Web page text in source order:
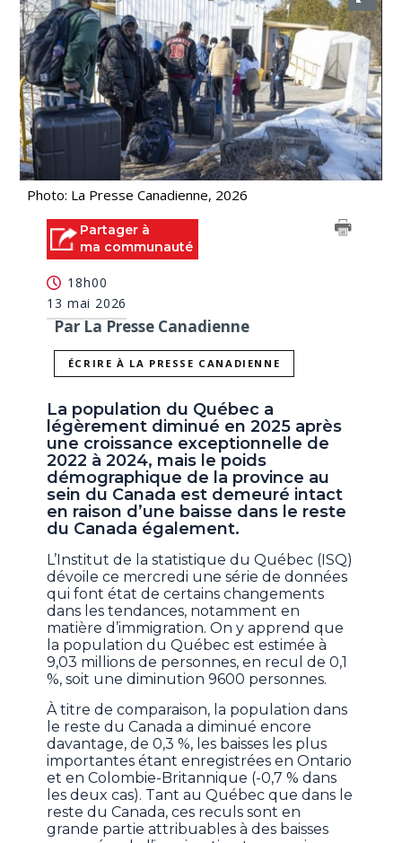
Photo: La Presse Canadienne, 2026
Partager à
ma communauté
18h00
13 mai 2026
Par La Presse Canadienne
ÉCRIRE À LA PRESSE CANADIENNE
La population du Québec a
légèrement diminué en 2025 après
une croissance exceptionnelle de
2022 à 2024, mais le poids
démographique de la province au
sein du Canada est demeuré intact
en raison d’une baisse dans le reste
du Canada également.
L’Institut de la statistique du Québec (ISQ)
dévoile ce mercredi une série de données
qui font état de certains changements
dans les tendances, notamment en
matière d’immigration. On y apprend que
la population du Québec est estimée à
9,03 millions de personnes, en recul de 0,1
%, soit une diminution 9600 personnes.
À titre de comparaison, la population dans
le reste du Canada a diminué encore
davantage, de 0,3 %, les baisses les plus
importantes étant enregistrées en Ontario
et en Colombie-Britannique (-0,7 % dans
les deux cas). Tant au Québec que dans le
reste du Canada, ces reculs sont en
grande partie attribuables à des baisses